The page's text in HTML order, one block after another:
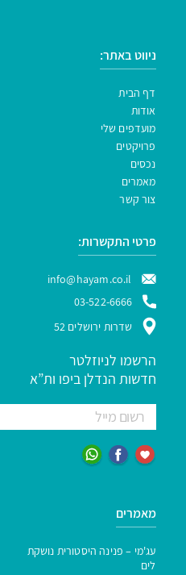
ניווט באתר:
דף הבית
אודות
מועדפים שלי
פרויקטים
נכסים
מאמרים
צור קשר
פרטי התקשרות:
info@hayam.co.il
03-522-6666
שדרות ירושלים 52
הרשמו לניוזלטר
חדשות הנדלן ביפו ות”א
מאמרים
עג'מי – פנינה היסטורית נושקת
לים